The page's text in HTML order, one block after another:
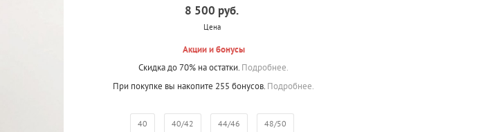
8 500 руб.
Цена
Акции и бонусы
Скидка до 70% на остатки. Подробнее.
При покупке вы накопите 255 бонусов. Подробнее.
40 40/42 44/46 48/50